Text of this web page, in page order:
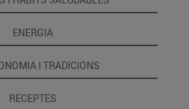
ENERGIA
I TRADICIONS
RECEPTES